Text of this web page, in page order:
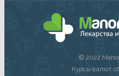
© 2022
Курсы валют